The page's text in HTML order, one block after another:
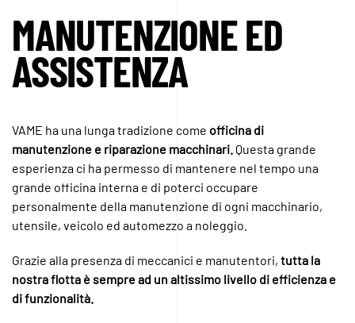
MANUTENZIONE ED
ASSISTENZA
VAME ha una lunga tradizione come officina di
manutenzione e riparazione macchinari. Questa grande
esperienza ci ha permesso di mantenere nel tempo una
grande officina interna e di poterci occupare
personalmente della manutenzione di ogni macchinario,
utensile, veicolo ed automezzo a noleggio.
Grazie alla presenza di meccanici e manutentori, tutta la
nostra flotta è sempre ad un altissimo livello di efficienza e
di funzionalità.